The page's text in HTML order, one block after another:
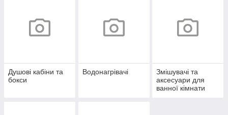
Душові кабіни та
бокси
Водонагрівачі
Змішувачі та
аксесуари для
ванної кімнати